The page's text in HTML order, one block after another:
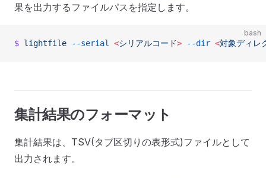
果を出力するファイルパスを指定します。
bash
$ lightfile --serial <シリアルコー ド> --dir <対象ディレ
集計結果のフォーマット
集計結果は、TSV(タブ区切りの表形式)ファイルとして
出力されます。